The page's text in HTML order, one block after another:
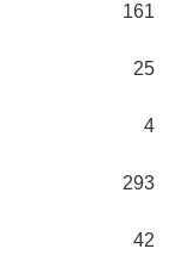
161
25
4
293
42